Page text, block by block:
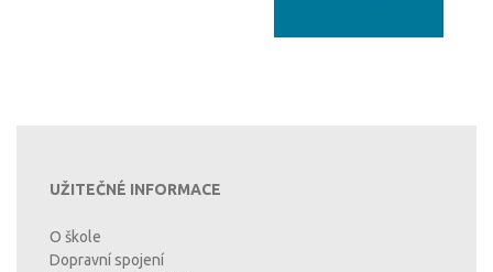
UŽITEČNÉ INFORMACE
O škole
Dopravní spojení